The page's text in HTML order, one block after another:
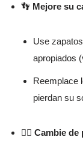
👣 Mejore su
Use
apropiados
Reemplace
pierdan su
🧍‍♂️ Cambie de